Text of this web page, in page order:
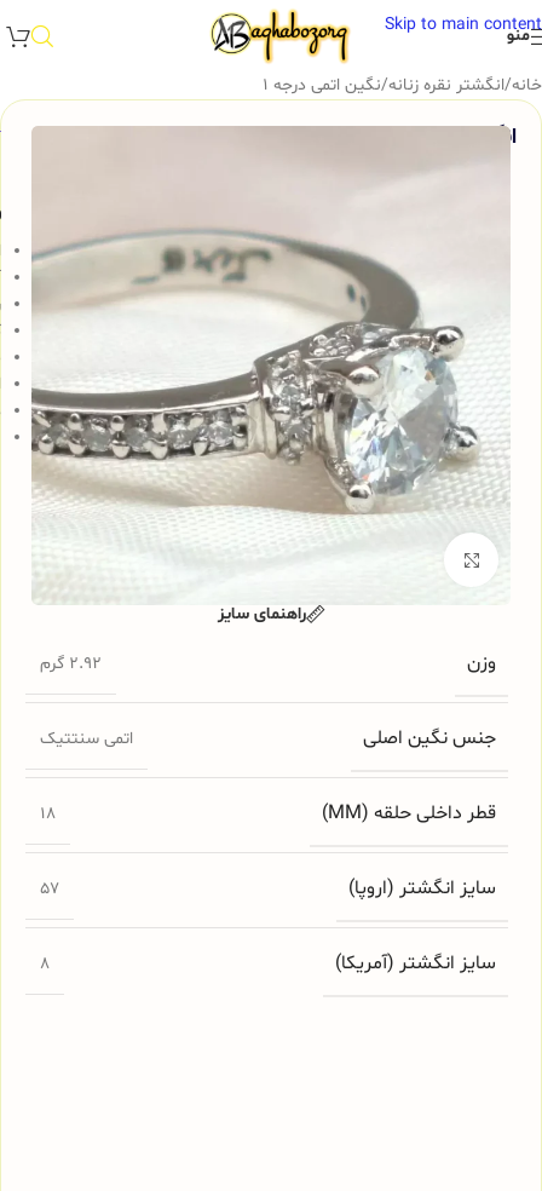
Skip to main content
منو
خانه/انگشتر نقره زنانه/نگین اتمی درجه 1
انگشتر نقره زنانه سولیتر بسیار زیبا، کد 439
وزن 2.92 گرم
جنس نگین اصلی اتمی سنتتیک
قطر داخلی حلقه (MM) 18
سایز انگشتر (اروپا) 57
سایز انگشتر (آمریکا) 8
راهنمای سایز